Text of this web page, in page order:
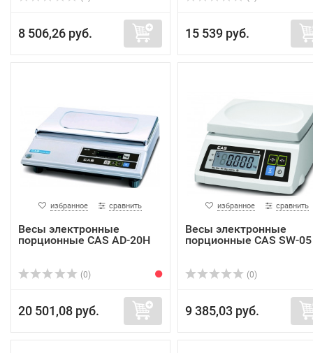
8 506,26 руб. 15 539 руб.
избранное сравнить
Весы электронные
порционные CAS AD-20H
(0)
20 501,08 руб.
избранное сравнить
Весы электронные
порционные CAS SW-05
(0)
9 385,03 руб.